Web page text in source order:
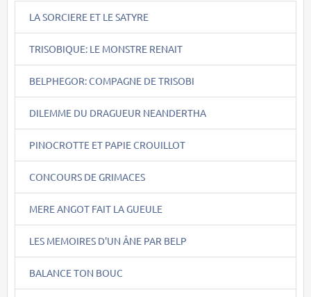
LA SORCIERE ET LE SATYRE
TRISOBIQUE: LE MONSTRE RENAIT
BELPHEGOR: COMPAGNE DE TRISOBI
DILEMME DU DRAGUEUR NEANDERTHA
PINOCROTTE ET PAPIE CROUILLOT
CONCOURS DE GRIMACES
MERE ANGOT FAIT LA GUEULE
LES MEMOIRES D'UN ÂNE PAR BELP
BALANCE TON BOUC